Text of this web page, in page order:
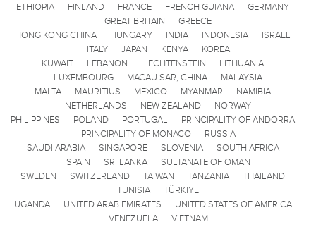
ETHIOPIA
FINLAND FRANCE FRENCH GUIANA
GERMANY
GREAT BRITAIN
GREECE
HONG KONG CHINA
HUNGARY INDIA INDONESIA
ISRAEL
ITALY
JAPAN KENYA
KOREA
KUWAIT
LEBANON LIECHTENSTEIN
LITHUANIA
LUXEMBOURG
MACAU SAR, CHINA
MALAYSIA
MALTA
MAURITIUS MEXICO MYANMAR
NAMIBIA
NETHERLANDS
NEW ZEALAND
NORWAY
PHILIPPINES
POLAND PORTUGAL
PRINCIPALITY OF ANDORRA
PRINCIPALITY OF MONACO
RUSSIA
SAUDI ARABIA
SINGAPORE SLOVENIA
SOUTH AFRICA
SPAIN
SRI LANKA
SULTANATE OF OMAN
SWEDEN
SWITZERLAND TAIWAN TANZANIA
THAILAND
TUNISIA
TÜRKIYE
UGANDA
UNITED ARAB EMIRATES
UNITED STATES OF AMERICA
VENEZUELA
VIETNAM